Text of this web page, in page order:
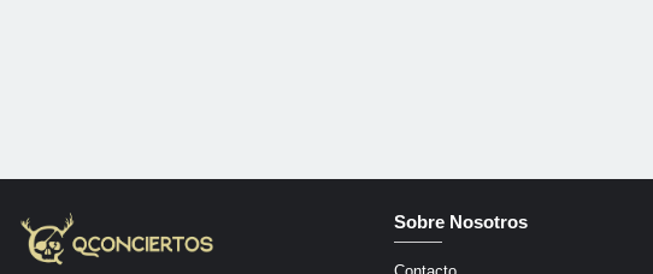
Sobre Nosotros